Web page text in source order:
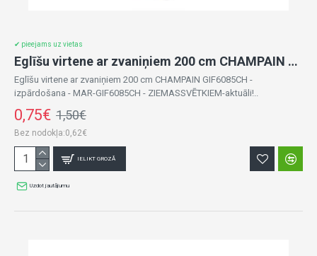
✔ pieejams uz vietas
Eglīšu virtene ar zvaniņiem 200 cm CHAMPAIN GIF6085CH -izpārdošana
Eglīšu virtene ar zvaniņiem 200 cm CHAMPAIN GIF6085CH -
izpārdošana - MAR-GIF6085CH - ZIEMASSVĒTKIEM-aktuāli!..
0,75€ 1,50€
Bez nodokļa:0,62€
IELIKT GROZĀ
Uzdot jautājumu